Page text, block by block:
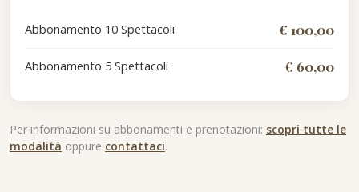
Abbonamento 10 Spettacoli € 100,00
Abbonamento 5 Spettacoli € 60,00
Per informazioni su abbonamenti e prenotazioni: scopri tutte le
modalità oppure contattaci.